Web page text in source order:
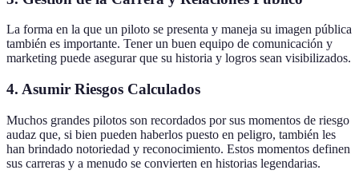
La forma en la que un piloto se presenta y maneja su imagen pública
también es importante. Tener un buen equipo de comunicación y
marketing puede asegurar que su historia y logros sean visibilizados.
4. Asumir Riesgos Calculados
Muchos grandes pilotos son recordados por sus momentos de riesgo
audaz que, si bien pueden haberlos puesto en peligro, también les
han brindado notoriedad y reconocimiento. Estos momentos definen
sus carreras y a menudo se convierten en historias legendarias.